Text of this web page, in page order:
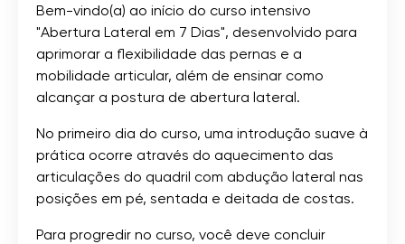
Bem-vindo(a) ao início do curso intensivo
"Abertura Lateral em 7 Dias", desenvolvido para
aprimorar a flexibilidade das pernas e a
mobilidade articular, além de ensinar como
alcançar a postura de abertura lateral.
No primeiro dia do curso, uma introdução suave à
prática ocorre através do aquecimento das
articulações do quadril com abdução lateral nas
posições em pé, sentada e deitada de costas.
Para progredir no curso, você deve concluir